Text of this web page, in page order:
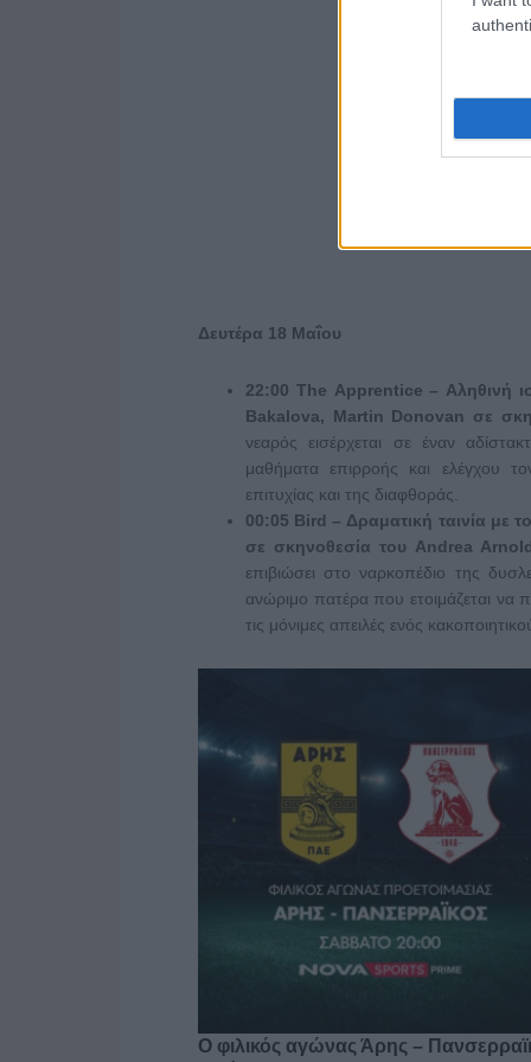
Δευτέρα 18 Μαΐου
22:00 The Apprentice – Αληθινή
Bakalova, Martin Donovan σε
νεαρός εισέρχεται σε έναν
μαθήματα επιρροής και ελέγχου
επιτυχίας και της διαφθοράς.
00:05 Bird – Δραματική ταινία με
σε σκηνοθεσία του Andrea Arnold
επιβιώσει στο ναρκοπέδιο της
ανώριμο πατέρα που ετοιμάζεται να
τις μόνιμες απειλές ενός
Ο φιλικός αγώνας Άρης –